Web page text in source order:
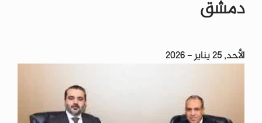
دمشق
الأحد, 25 يناير - 2026